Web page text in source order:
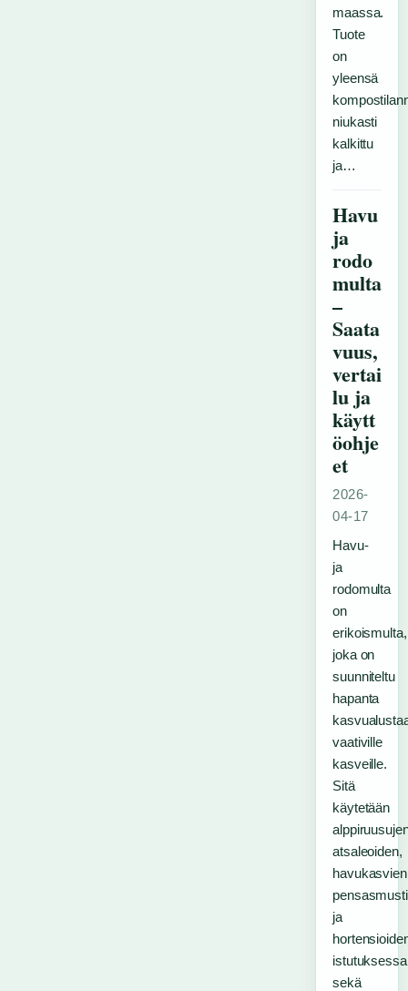
maassa.
Tuote
on
yleensä
niukasti
kalkittu
ja…
Havu
ja
rodo
multa
–
Saata
vuus,
vertai
lu ja
käytt
öohje
et
2026-
04-17
Havu-
ja
rodomulta
on
erikoismulta,
joka on
suunniteltu
hapanta
vaativille
kasveille.
Sitä
käytetään
atsaleoiden,
ja
istutuksessa
sekä